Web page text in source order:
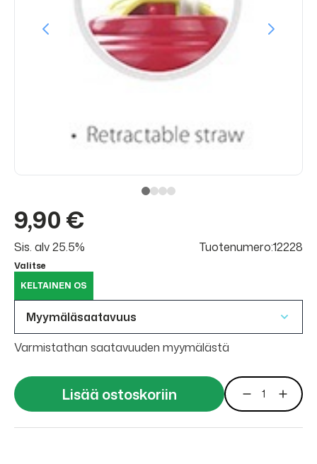
9,90 €
Sis. alv 25.5% Tuotenumero:12228
Valitse
KELTAINEN OS
Myymäläsaatavuus
Varmistathan saatavuuden myymälästä
Lisää ostoskoriin